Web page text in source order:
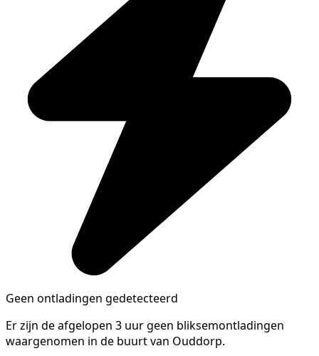
Geen ontladingen gedetecteerd
Er zijn de afgelopen 3 uur geen bliksemontladingen
waargenomen in de buurt van Ouddorp.